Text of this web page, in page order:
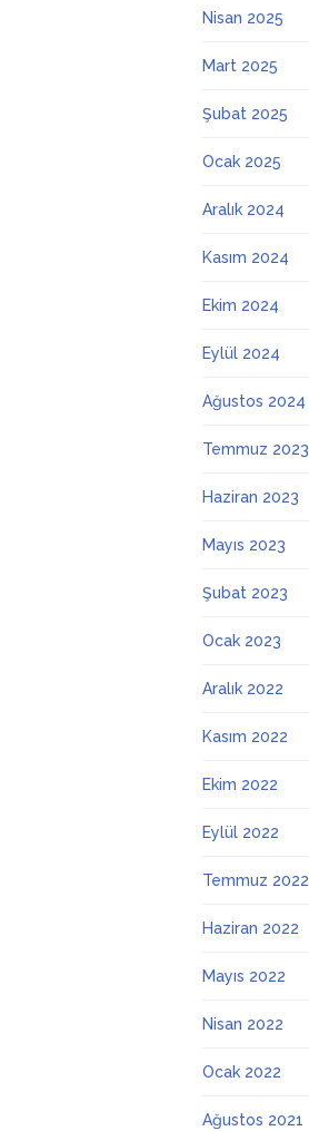
Nisan 2025
Mart 2025
Şubat 2025
Ocak 2025
Aralık 2024
Kasım 2024
Ekim 2024
Eylül 2024
Ağustos 2024
Temmuz 2023
Haziran 2023
Mayıs 2023
Şubat 2023
Ocak 2023
Aralık 2022
Kasım 2022
Ekim 2022
Eylül 2022
Temmuz 2022
Haziran 2022
Mayıs 2022
Nisan 2022
Ocak 2022
Ağustos 2021